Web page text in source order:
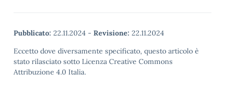
Pubblicato: 22.11.2024 - Revisione: 22.11.2024
Eccetto dove diversamente specificato, questo articolo è
stato rilasciato sotto Licenza Creative Commons
Attribuzione 4.0 Italia.